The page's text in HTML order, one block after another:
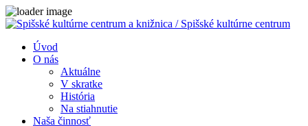
Úvod
O nás
Aktuálne
V skratke
História
Na stiahnutie
Naša činnosť